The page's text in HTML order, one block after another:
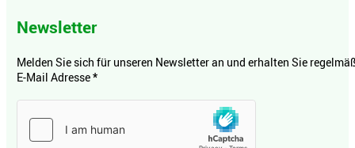
Newsletter
Melden Sie sich für unseren Newsletter an und erhalten Sie
E-Mail Adresse*